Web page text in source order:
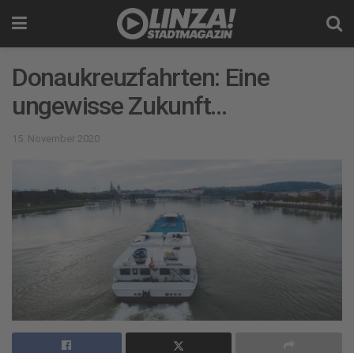
Donaukreuzfahrten: Eine
ungewisse Zukunft…
15. November 2020